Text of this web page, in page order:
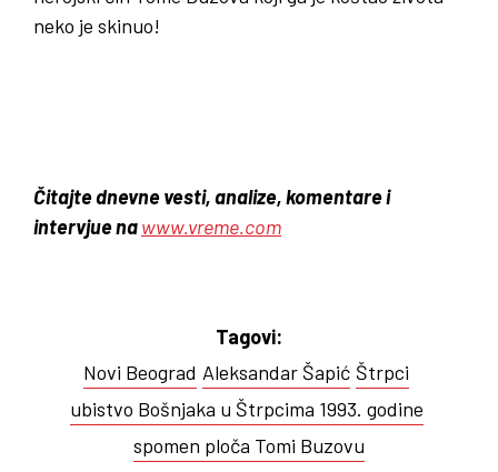
neko je skinuo!
Čitajte dnevne vesti, analize, komentare i
intervjue nawww.vreme.com
Tagovi:
Novi Beograd Aleksandar Šapić Štrpci
ubistvo Bošnjaka u Štrpcima 1993. godine
spomen ploča Tomi Buzovu